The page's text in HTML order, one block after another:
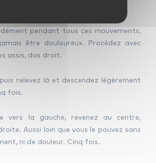
et les épaules
pendant tous ces mouvements,
être douloureux. Procédez avec
assis, dos droit.
relevez là et descendez légèrement
fois.
vers la gauche, revenez au centre,
Aussi loin que vous le pouvez sans
ni de douleur. Cinq fois.